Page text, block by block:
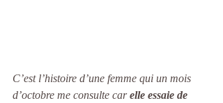
C’est l’histoire d’une femme qui un mois
d’octobre me consulte car elle essaie de